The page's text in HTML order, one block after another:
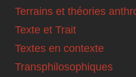
Terrains et théories
Texte et Trait
Textes en contexte
Transphilosophiques